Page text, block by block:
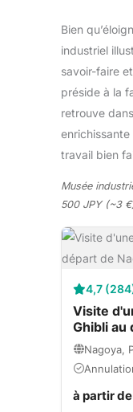
Bien
industriel
savoir-faire
préside à la
retrouve
travail bien
Musée
500 JPY (~3
4,7
Visite
Ghibli au
Nagoya,
à partir